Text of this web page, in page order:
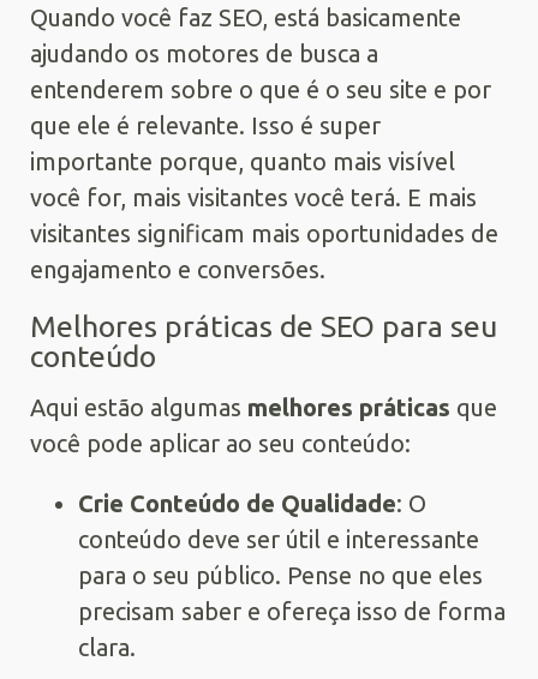
Quando você faz SEO, está basicamente
ajudando os motores de busca a
entenderem sobre o que é o seu site e por
que ele é relevante. Isso é super
importante porque, quanto mais visível
você for, mais visitantes você terá. E mais
visitantes significam mais oportunidades de
engajamento e conversões.
Melhores práticas de SEO para seu
conteúdo
Aqui estão algumas melhores práticas que
você pode aplicar ao seu conteúdo:
Crie Conteúdo de Qualidade: O
conteúdo deve ser útil e interessante
para o seu público. Pense no que eles
precisam saber e ofereça isso de forma
clara.